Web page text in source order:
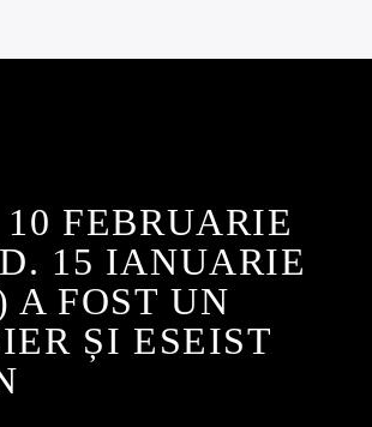
FEBRUARIE
15 IANUARIE
A FOST UN
ȘI ESEIST